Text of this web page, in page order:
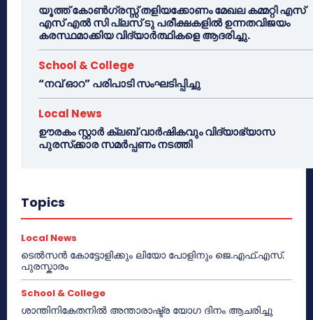
യൂത്ത് കോൺഗ്രസ്സ് തളിയക്കോണം മേഖല കമ്മറ്റി എസ്
എസ് എൽ സി പ്ലസ് ടു പരീക്ഷകളിൽ ഉന്നതവിജയം
കരസ്ഥമാക്കിയ വിദ്യാർത്ഥികളെ ആദരിച്ചു.
School & College
“നവ് ഓറ” പരിപാടി സംഘടിപ്പിച്ചു
Local News
ഊരകം സ്റ്റാർ ക്ലബ് വാർഷികവും വിദ്യാഭ്യാസ
പുരസ്‌ക്കാര സമർപ്പണം നടത്തി
Topics
Local News
ടെൽസൻ കോട്ടോളിക്കും ലിയോ പോളിനും ജെ.എഫ്.എസ്.
പുരസ്കാരം
School & College
ശാന്തിനികേതനിൽ അന്താരാഷ്ട്ര യോഗ ദിനം ആചരിച്ചു